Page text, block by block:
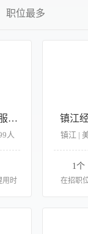
职位最多
扬中市菩提美业女性健康咨询服务中心
人
用时
镇江
镇江 |
1个
在招职